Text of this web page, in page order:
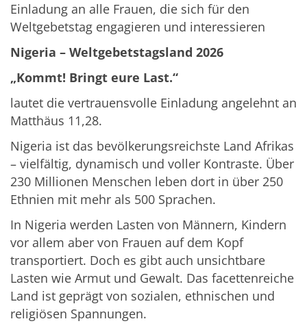
Einladung an alle Frauen, die sich für den
Weltgebetstag engagieren und interessieren
Nigeria – Weltgebetstagsland 2026
„Kommt! Bringt eure Last.“
lautet die vertrauensvolle Einladung angelehnt an
Matthäus 11,28.
Nigeria ist das bevölkerungsreichste Land Afrikas
– vielfältig, dynamisch und voller Kontraste. Über
230 Millionen Menschen leben dort in über 250
Ethnien mit mehr als 500 Sprachen.
In Nigeria werden Lasten von Männern, Kindern
vor allem aber von Frauen auf dem Kopf
transportiert. Doch es gibt auch unsichtbare
Lasten wie Armut und Gewalt. Das facettenreiche
Land ist geprägt von sozialen, ethnischen und
religiösen Spannungen.